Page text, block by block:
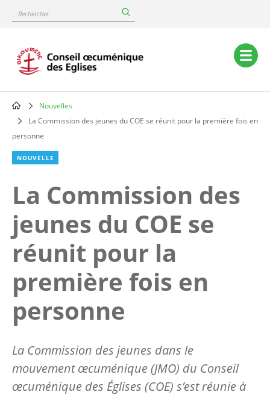
content
Rechercher
Main
navigation
Breadcrumb
Nouvelles
La Commission des jeunes du COE se réunit pour la première fois en
personne
NOUVELLE
La Commission des
jeunes du COE se
réunit pour la
première fois en
personne
La Commission des jeunes dans le
mouvement œcuménique (JMO) du Conseil
œcuménique des Églises (COE) s’est réunie à